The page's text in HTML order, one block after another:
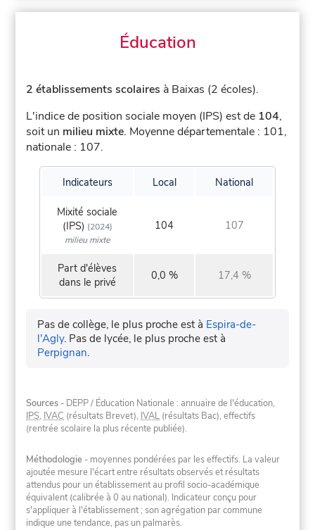
Éducation
2 établissements scolaires à Baixas (2 écoles).
L'indice de position sociale moyen (IPS) est de 104,
soit un milieu mixte. Moyenne départementale : 101,
nationale : 107.
Indicateurs Local National
Mixité sociale
(IPS) (2024)
milieu mixte
104 107
Part d'élèves
dans le privé
0,0 % 17,4 %
Pas de collège, le plus proche est à Espira-de-
l'Agly. Pas de lycée, le plus proche est à
Perpignan.
Sources - DEPP / Éducation Nationale : annuaire de l'éducation,
IPS, IVAC (résultats Brevet), IVAL (résultats Bac), effectifs
(rentrée scolaire la plus récente publiée).
Méthodologie - moyennes pondérées par les effectifs. La valeur
ajoutée mesure l'écart entre résultats observés et résultats
attendus pour un établissement au profil socio-académique
équivalent (calibrée à 0 au national). Indicateur conçu pour
s'appliquer à l'établissement ; son agrégation par commune
indique une tendance, pas un palmarès.